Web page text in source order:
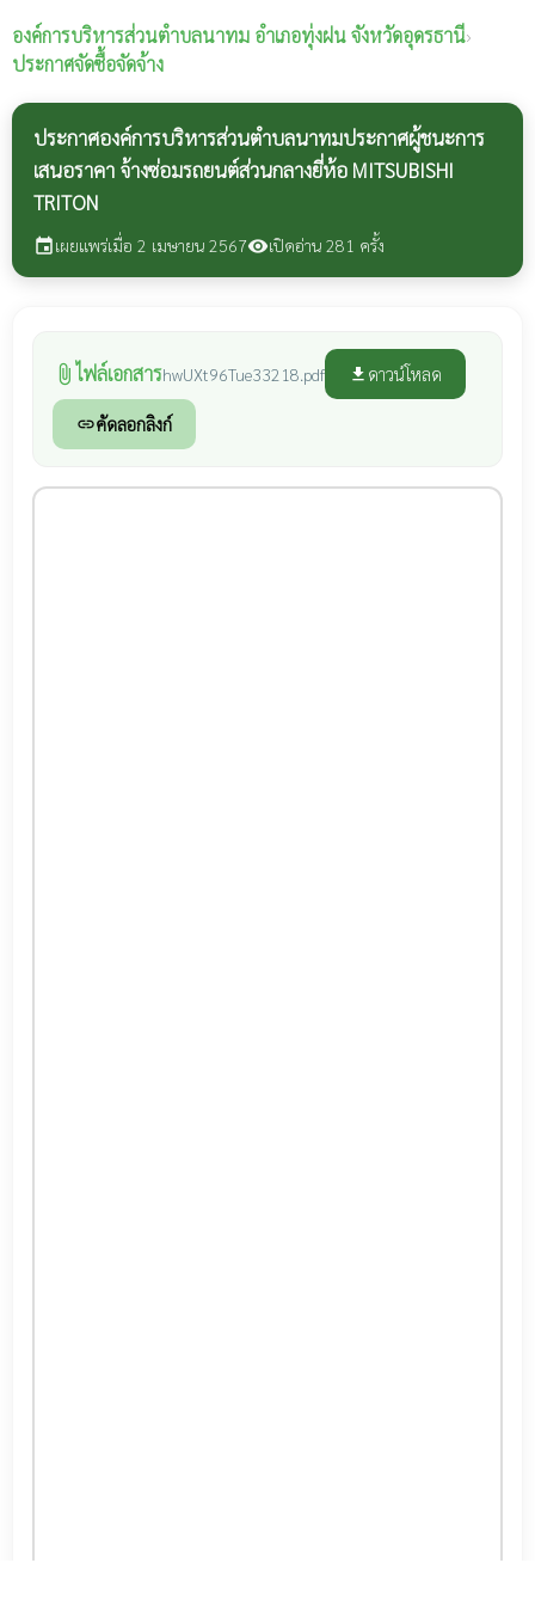
องค์การบริหารส่วนตำบลนาทม อำเภอทุ่งฝน จังหวัดอุดรธานี›
ประกาศจัดซื้อจัดจ้าง
ประกาศองค์การบริหารส่วนตำบลนาทมประกาศผู้ชนะการ
เสนอราคา จ้างซ่อมรถยนต์ส่วนกลางยี่ห้อ MITSUBISHI
TRITON
eventเผยแพร่เมื่อ 2 เมษายน 2567visibilityเปิดอ่าน 281 ครั้ง
attach_file ไฟล์เอกสารhwUXt96Tue33218.pdf file_download ดาวน์โหลด
linkคัดลอกลิงก์